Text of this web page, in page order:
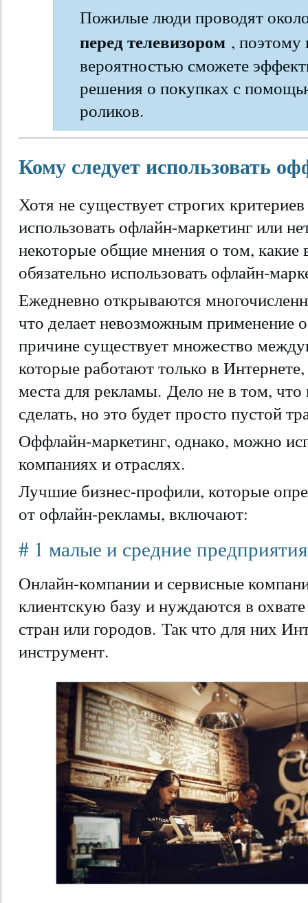
Пожилые люди проводят
перед телевизором ,
вероятностью сможете
решения о покупках с
роликов.
Кому следует использовать
Хотя не существует строгих
использовать офлайн-маркетинг или
некоторые общие мнения о том,
обязательно использовать офлайн-
Ежедневно открываются
что делает невозможным применение
причине существует множество
которые работают только в
места для рекламы. Дело не в том, что
сделать, но это будет просто пустой
Оффлайн-маркетинг, однако, можно
компаниях и отраслях.
Лучшие бизнес-профили, которые
от офлайн-рекламы, включают:
# 1 малые и средние предприятия
Онлайн-компании и сервисные
клиентскую базу и нуждаются в
стран или городов. Так что для них
инструмент.